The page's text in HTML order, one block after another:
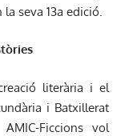
seva 13a edició.
literària i el
i Batxillerat
Ficcions vol